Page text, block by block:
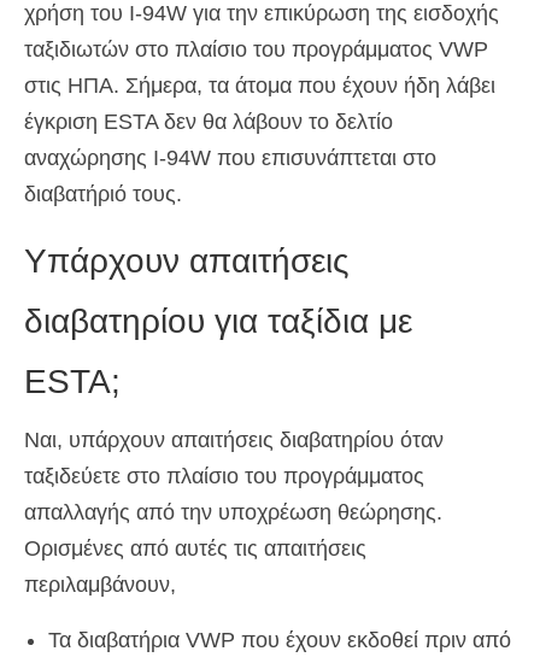
χρήση του I-94W για την επικύρωση της εισδοχής
ταξιδιωτών στο πλαίσιο του προγράμματος VWP
στις ΗΠΑ. Σήμερα, τα άτομα που έχουν ήδη λάβει
έγκριση ESTA δεν θα λάβουν το δελτίο
αναχώρησης I-94W που επισυνάπτεται στο
διαβατήριό τους.
Υπάρχουν απαιτήσεις
διαβατηρίου για ταξίδια με
ESTA;
Ναι, υπάρχουν απαιτήσεις διαβατηρίου όταν
ταξιδεύετε στο πλαίσιο του προγράμματος
απαλλαγής από την υποχρέωση θεώρησης.
Ορισμένες από αυτές τις απαιτήσεις
περιλαμβάνουν,
Τα διαβατήρια VWP που έχουν εκδοθεί πριν από